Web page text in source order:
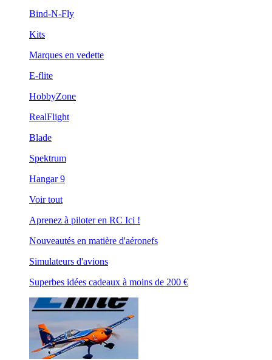
Bind-N-Fly
Kits
Marques en vedette
E-flite
HobbyZone
RealFlight
Blade
Spektrum
Hangar 9
Voir tout
Aprenez à piloter en RC Ici !
Nouveautés en matière d'aéronefs
Simulateurs d'avions
Superbes idées cadeaux à moins de 200 €